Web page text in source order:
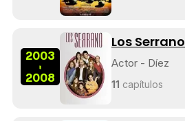
2003
-
2008
Los Serrano
Actor - Díez
11 capítulos